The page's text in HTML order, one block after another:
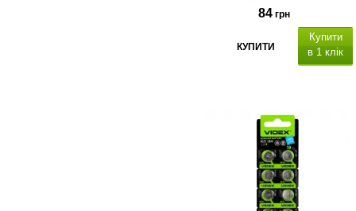
84 грн
КУПИТИ
Купити
в 1 клік